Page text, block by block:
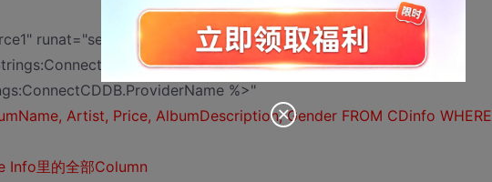
runat="server"
%>"
%>"
Artist, Price, AlbumDescription, Gender FROM CDinfo WHERE
Info里的全部Column